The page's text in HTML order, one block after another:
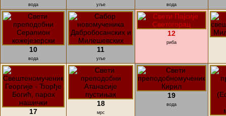
вода уље вода
10
вода
11
уље
12
риба
17
18
мрс
19
вода